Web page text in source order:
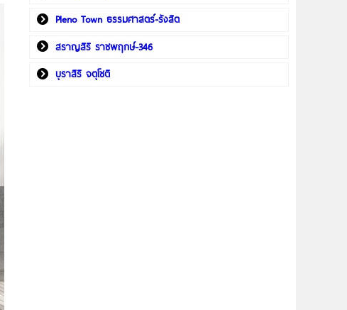
Pleno Town ธรรมศาสตร์-รังสิต
สราญสิริ ราชพฤกษ์-346
บุราสิริ จตุโชติ